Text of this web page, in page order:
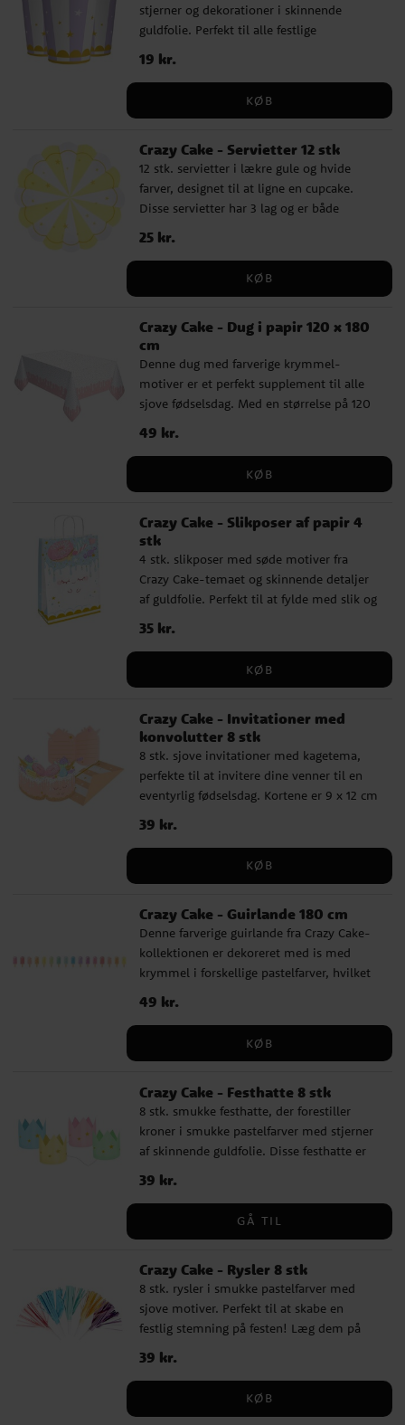
stjerner og dekorationer i skinnende
guldfolie. Perfekt til alle festlige
lejligheder. Krusene er cirka 10 cm høje og
FSC-mærket pap, hvilket gør dem til et
Pris:19 kr.
19 kr.
KØB
Crazy Cake - Servietter 12 stk
12 stk. servietter i lækre gule og hvide
farver, designet til at ligne en cupcake.
Disse servietter har 3 lag og er både
dekorative og praktiske, og har en
størrelse på 30 cm i diameter, når de er
papir, hvilket gør dem til et miljøvenligt
Pris:25 kr.
25 kr.
KØB
Crazy Cake - Dug i papir 120 x 180
cm
Denne dug med farverige krymmel-
motiver er et perfekt supplement til alle
sjove fødselsdag. Med en størrelse på 120
x 180 cm passer den til de fleste borde og
er lavet af FSC-mærket papir, hvilket gør
til at tilføje en legende og farverig touch til
Pris :49 kr.
49 kr.
KØB
Crazy Cake - Slikposer af papir 4
stk
4 stk. slikposer med søde motiver fra
Crazy Cake-temaet og skinnende detaljer
af guldfolie. Perfekt til at fylde med slik og
sjove overraskelser til børnene på din
hvilket gør dem både praktiske og
Pris:35 kr.
35 kr.
KØB
Crazy Cake - Invitationer med
konvolutter 8 stk
8 stk. sjove invitationer med kagetema,
perfekte til at invitere dine venner til en
eventyrlig fødselsdag. Kortene er 9 x 12 cm
store og dekoreret med farverige motiver
af kager og slik. Desuden har de mange
af FSC-mærket papir for et miljøvenligt
konvolutter.
Pris:39 kr.
39 kr.
KØB
Crazy Cake - Guirlande 180 cm
Denne farverige guirlande fra Crazy Cake-
kollektionen er dekoreret med is med
krymmel i forskellige pastelfarver, hvilket
giver en sommerlig følelse. Guirlanden er
180 cm lang, og hver is er cirka 17,5 cm høj.
den både praktisk og miljøvenlig. Perfekt
børnefødselsdagen.
Pris :49 kr.
49 kr.
KØB
Crazy Cake - Festhatte 8 stk
8 stk. smukke festhatte, der forestiller
kroner i smukke pastelfarver med stjerner
af skinnende guldfolie. Disse festhatte er
fremstillet af FSC-mærket papir og er cirka
9 cm høje, med elastikbånd for nem brug.
Pris:39 kr.
39 kr.
GÅ TIL
Crazy Cake - Rysler 8 stk
8 stk. rysler i smukke pastelfarver med
sjove motiver. Perfekt til at skabe en
festlig stemning på festen! Læg dem på
bordet, når det er tid til at fejre, eller giv
dem som en sjov overraskelse i børnenes
Pris:39 kr.
39 kr.
KØB